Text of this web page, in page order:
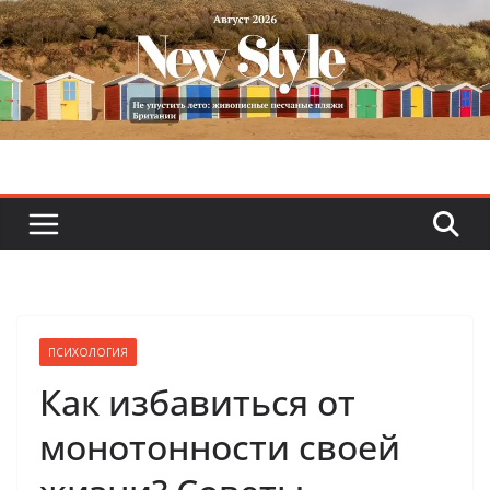
Skip
to
content
ПСИХОЛОГИЯ
Как избавиться от
монотонности своей